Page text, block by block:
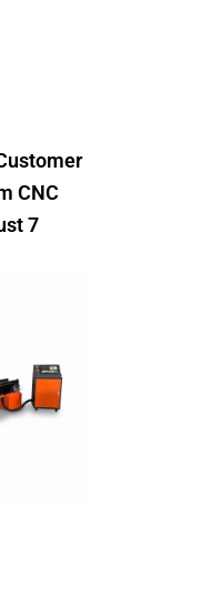
CNC
7